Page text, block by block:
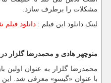
مشکلات را برطرف سازد
لینک دانلود این فیلم : دانلود فیلم
منوچهر هادی و محمدرضا گلزار در
محمدرضا گلزار به عنوان اولین
با عنوان «گیسو» معرفی شد.